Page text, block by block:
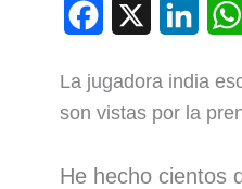
c
b
n
e
La jugadora india
son vistas por la
He hecho cientos